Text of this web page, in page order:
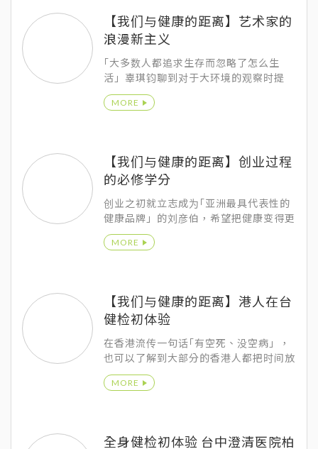
度与湿度变化确实对于身体的状态会有影
响，其实这几年常听到的空污问题，像是
秋冬季节到初春这半年的期间，受到风向
以极少雨的关系造成大气扩散不加，与境
外污染的关系，空气品质自然就会超标，
对于肺部健康的影响就很大。
【我们与健康的距离】艺术家的
浪漫新主义
｢大多数人都追求生存而忽略了怎么生
活」辜琪钧聊到对于大环境的观察时提
到，但也因为这几年科技的进步，反倒让
大家开始对于生活中的温度有了更多的渴
素。
MORE
【我们与健康的距离】创业过程
的必修学分
创业之初就立志成为｢亚洲最具代表性的
健康品牌」的刘彦伯，希望把健康变得更
有趣、更生活化、更有文化质感，更是一
种令人向往的生活风格。
MORE
【我们与健康的距离】港人在台
健检初体验
在香港流传一句话｢有空死、没空病」，
也可以了解到大部分的香港人都把时间放
在工作赚钱上，其实对于健康某种程度来
说也比较没那么重视。
MORE
全身健检初体验 台中澄清医院柏